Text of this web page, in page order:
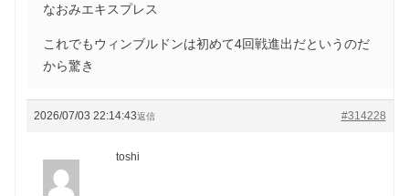
なおみエキスプレス
これでもウィンブルドンは初めて4回戦進出だというのだ
から驚き
2026/07/03 22:14:43 #314228
返信
toshi